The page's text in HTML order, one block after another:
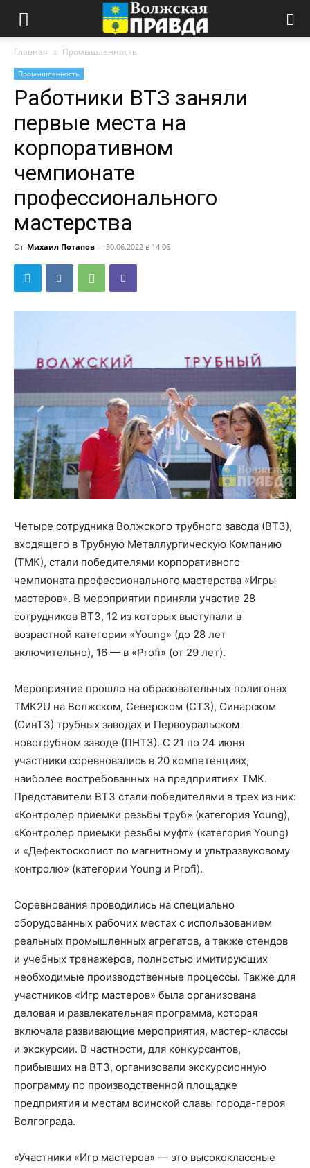
Главная Промышленность
Промышленность
Работники ВТЗ заняли
первые места на
корпоративном
чемпионате
профессионального
мастерства
От Михаил Потапов - 30.06.2022 в 14:06
Четыре сотрудника Волжского трубного завода (ВТЗ),
входящего в Трубную Металлургическую Компанию
(ТМК), стали победителями корпоративного
чемпионата профессионального мастерства «Игры
мастеров». В мероприятии приняли участие 28
сотрудников ВТЗ, 12 из которых выступали в
возрастной категории «Young» (до 28 лет
включительно), 16 — в «Profi» (от 29 лет).
Мероприятие прошло на образовательных полигонах
ТМК2U на Волжском, Северском (СТЗ), Синарском
(СинТЗ) трубных заводах и Первоуральском
новотрубном заводе (ПНТЗ). С 21 по 24 июня
участники соревновались в 20 компетенциях,
наиболее востребованных на предприятиях ТМК.
Представители ВТЗ стали победителями в трех из них:
«Контролер приемки резьбы труб» (категория Young),
«Контролер приемки резьбы муфт» (категория Young)
и «Дефектоскопист по магнитному и ультразвуковому
контролю» (категории Young и Profi).
Соревнования проводились на специально
оборудованных рабочих местах с использованием
реальных промышленных агрегатов, а также стендов
и учебных тренажеров, полностью имитирующих
необходимые производственные процессы. Также для
участников «Игр мастеров» была организована
деловая и развлекательная программа, которая
включала развивающие мероприятия, мастер-классы
и экскурсии. В частности, для конкурсантов,
прибывших на ВТЗ, организовали экскурсионную
программу по производственной площадке
предприятия и местам воинской славы города-героя
Волгограда.
«Участники «Игр мастеров» — это высококлассные